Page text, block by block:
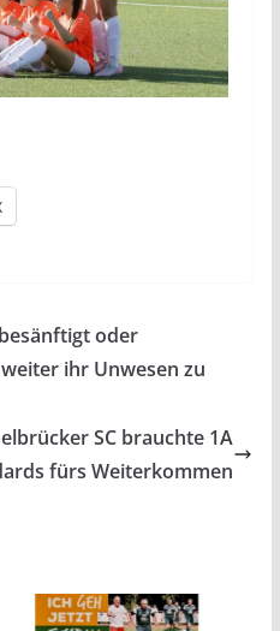
oder
ihr Unwesen zu
SC brauchte 1A
fürs Weiterkommen